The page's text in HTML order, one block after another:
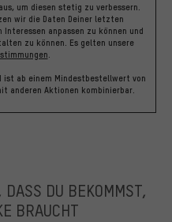
um diesen stetig zu verbessern.
wir die Daten Deiner letzten
anpassen zu können und
zu können. Es gelten unsere
ist ab einem Mindestbestellwert von
anderen Aktionen kombinierbar.
DU BEKOMMST,
BRAUCHT